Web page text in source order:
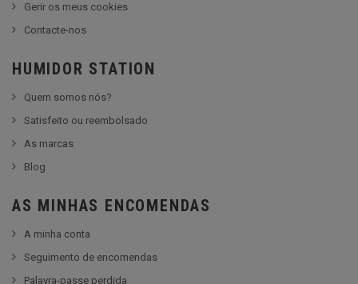
Gerir os meus cookies
Contacte-nos
HUMIDOR STATION
Quem somos nós?
Satisfeito ou reembolsado
As marcas
Blog
AS MINHAS ENCOMENDAS
A minha conta
Seguimento de encomendas
Palavra-passe perdida